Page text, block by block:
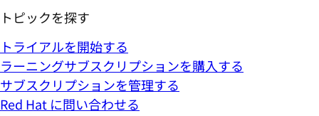
トピックを探す
トライアルを開始する
ラーニングサブスクリプションを購入する
サブスクリプションを管理する
Red Hat に問い合わせる